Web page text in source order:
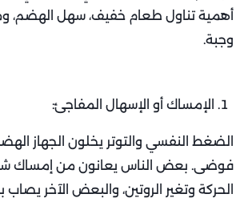
أهمية تناول طعام خفيف، سهل الهضم،
وجبة.
الإمساك أو الإسهال المفاجئ:
الضغط النفسي والتوتر يخلون الجهاز
فوضى. بعض الناس يعانون من إمساك
الحركة وتغير الروتين، والبعض الآخر